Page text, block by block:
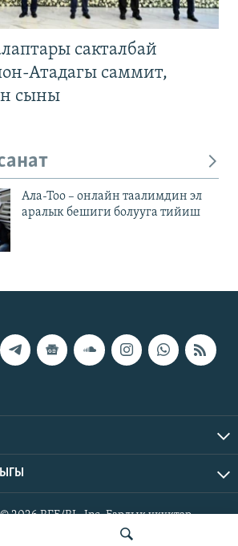
сакталбай
Атадагы саммит,
сыны
Ала-Тоо – онлайн таалимдин эл
аралык бешиги болууга тийиш
2026 RFE/RL, Inc. Бардык укуктар